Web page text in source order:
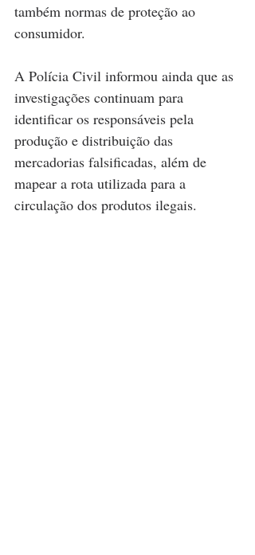
também normas de proteção ao
consumidor.
A Polícia Civil informou ainda que as
investigações continuam para
identificar os responsáveis pela
produção e distribuição das
mercadorias falsificadas, além de
mapear a rota utilizada para a
circulação dos produtos ilegais.